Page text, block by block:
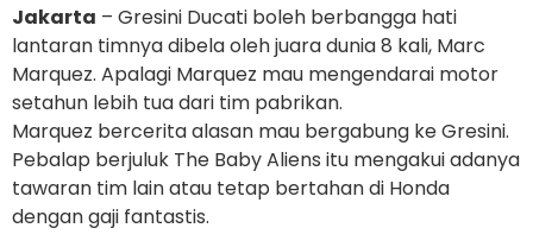
Jakarta – Gresini Ducati boleh berbangga hati
lantaran timnya dibela oleh juara dunia 8 kali, Marc
Marquez. Apalagi Marquez mau mengendarai motor
setahun lebih tua dari tim pabrikan.
Marquez bercerita alasan mau bergabung ke Gresini.
Pebalap berjuluk The Baby Aliens itu mengakui adanya
tawaran tim lain atau tetap bertahan di Honda
dengan gaji fantastis.